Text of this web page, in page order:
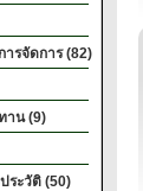
ารจัดการ (82)
าน (9)
ระวัติ (50)